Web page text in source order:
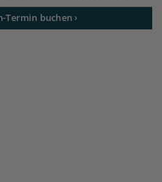
Termin buchen ›